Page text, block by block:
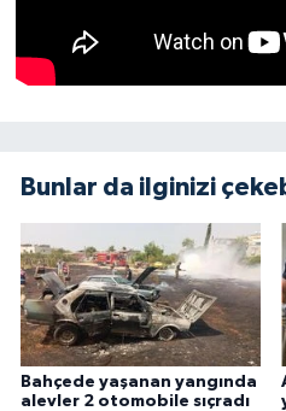
Bunlar da ilginizi
Bahçede yaşanan yangında
alevler 2 otomobile sıçradı